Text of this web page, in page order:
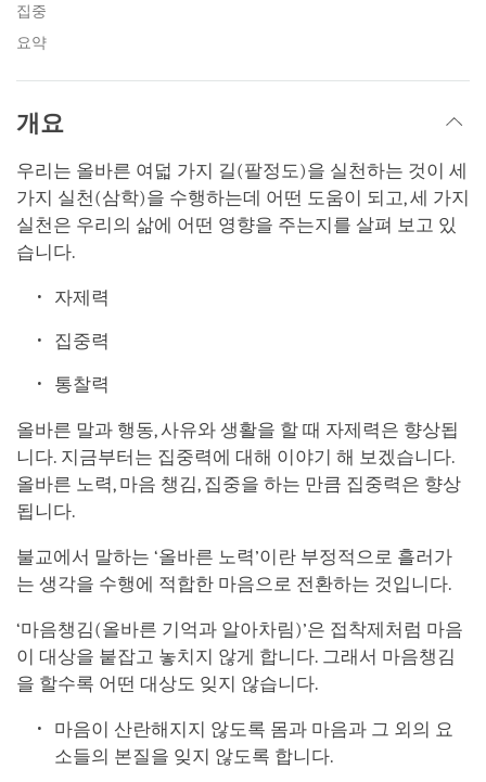
집중
요약
개요
우리는 올바른 여덟 가지 길(팔정도)을 실천하는 것이 세
가지 실천(삼학)을 수행하는데 어떤 도움이 되고, 세 가지
실천은 우리의 삶에 어떤 영향을 주는지를 살펴 보고 있
습니다.
자제력
집중력
통찰력
올바른 말과 행동, 사유와 생활을 할 때 자제력은 향상됩
니다. 지금부터는 집중력에 대해 이야기 해 보겠습니다.
올바른 노력, 마음 챙김, 집중을 하는 만큼 집중력은 향상
됩니다.
불교에서 말하는 ‘올바른 노력’이란 부정적으로 흘러가
는 생각을 수행에 적합한 마음으로 전환하는 것입니다.
‘마음챙김(올바른 기억과 알아차림)’은 접착제처럼 마음
이 대상을 붙잡고 놓치지 않게 합니다. 그래서 마음챙김
을 할수록 어떤 대상도 잊지 않습니다.
마음이 산란해지지 않도록 몸과 마음과 그 외의 요
소들의 본질을 잊지 않도록 합니다.